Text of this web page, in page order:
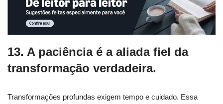
13. A paciência é a aliada fiel da
transformação verdadeira.
Transformações profundas exigem tempo e cuidado. Essa